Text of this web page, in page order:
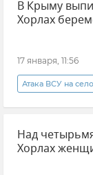
Херсонская
Обстрелы ВСУ
В Крыму
Хорлах
17 января, 11:56
Атака ВСУ на
Эксклюзивы
Минздрав Крыма
Над
Хорлах